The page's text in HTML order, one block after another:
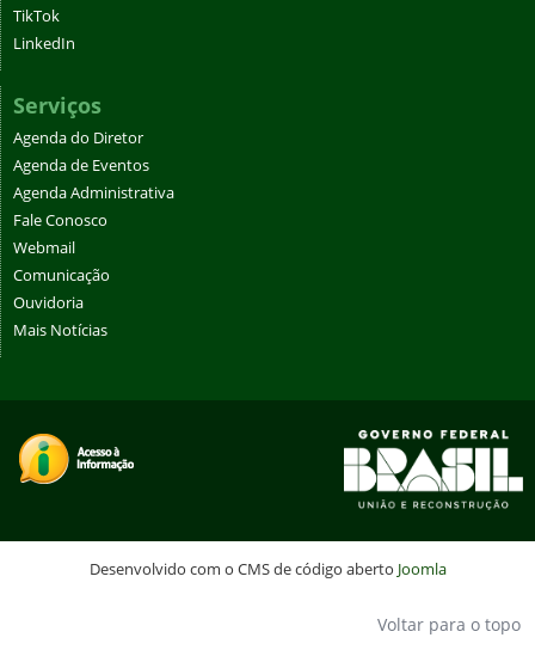
TikTok
LinkedIn
Serviços
Agenda do Diretor
Agenda de Eventos
Agenda Administrativa
Fale Conosco
Webmail
Comunicação
Ouvidoria
Mais Notícias
Desenvolvido com o CMS de código aberto Joomla
Voltar para o topo